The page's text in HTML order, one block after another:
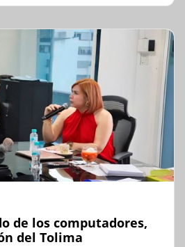
de los computadores,
del Tolima